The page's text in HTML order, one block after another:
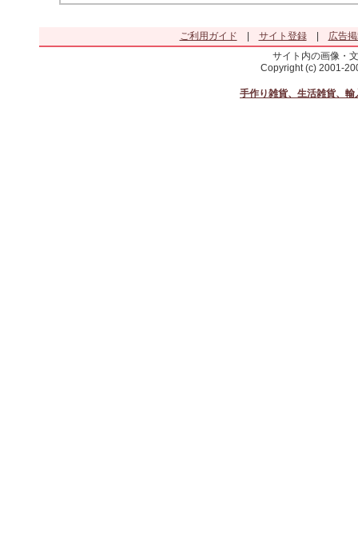
ご利用ガイド サイト登録|
広告
サイト内の画像・
Copyright (c) 2001-
手作り雑貨、生活雑貨、